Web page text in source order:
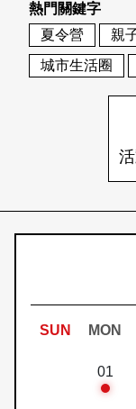
地圖搜尋
關於我們
刊物索取地點
會員基本資料
刊登活動
網站導覽
日本語
熱門關鍵字
夏令營
親
城市生活圈
SUN MON
01